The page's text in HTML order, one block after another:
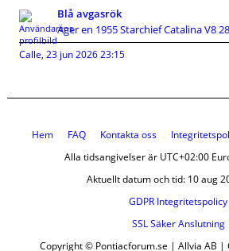
Blå avgasrök
Äger en 1955 Starchief Catalina V8
Calle, 23 jun 2026 23:15
Hem FAQ Kontakta oss
Alla tidsangivelser är UTC+02:00
Aktuellt datum och tid: 10 aug
GDPR Integritetspolicy
SSL Säker Anslutning
Copyright © Pontiacforum.se | Allvia AB |